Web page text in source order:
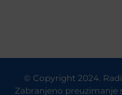
© Copyright 2024.
Zabranjeno preuzimanje